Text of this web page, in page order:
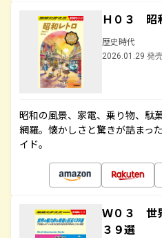
Ｈ０３ 昭
歴史時代
2026.01.29 発
昭和の風景、家電、乗り物、駄
網羅。懐かしさと驚きが詰まっ
イド。
Ｗ０３ 世
３９選